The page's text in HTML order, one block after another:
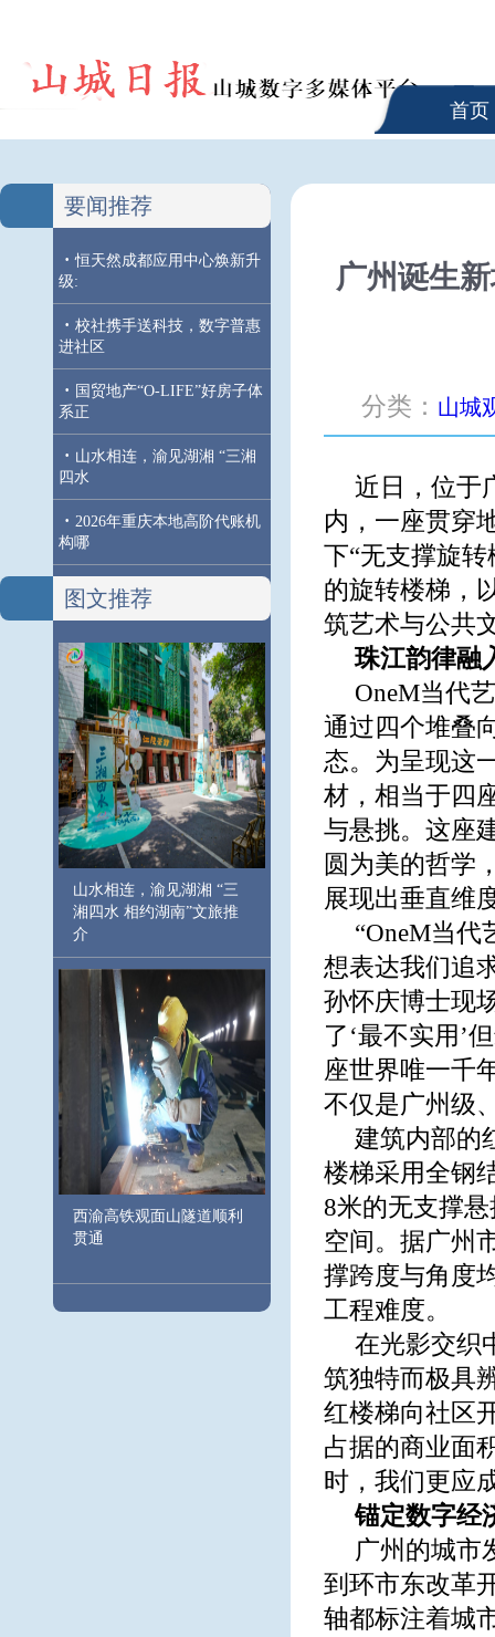
首页
要闻推荐
· 恒天然成都应用中心焕新升
级:
· 校社携手送科技，数字普惠
进社区
· 国贸地产“O-LIFE”好房子体
系正
· 山水相连，渝见湖湘 “三湘
四水
· 2026年重庆本地高阶代账机
构哪
图文推荐
山水相连，渝见湖湘 “三
湘四水 相约湖南”文旅推
介
西渝高铁观面山隧道顺利
贯通
广州诞生
分类： 山城
近日，位于
内，一座贯穿
下“无支撑旋
的旋转楼梯，
筑艺术与公共
珠江韵律融
OneM当代
通过四个堆叠
态。为呈现这
材，相当于四
与悬挑。这座
圆为美的哲学
展现出垂直维
“OneM当代
想表达我们追
孙怀庆博士现
了‘最不实用’
座世界唯一千
不仅是广州级
建筑内部的
楼梯采用全钢
8米的无支撑
空间。据广州
撑跨度与角度
工程难度。
在光影交织
筑独特而极具
红楼梯向社区
占据的商业面
时，我们更应
锚定数字经
广州的城市
到环市东改革
轴都标注着城